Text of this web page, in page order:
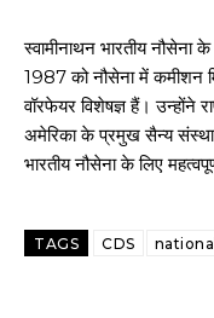
स्वामीनाथन भारतीय नौसेना
1987 को नौसेना में कमीशन
वॉरफेयर विशेषज्ञ हैं। उन्होंने
अमेरिका के प्रमुख सैन्य
भारतीय नौसेना के लिए
TAGS CDS